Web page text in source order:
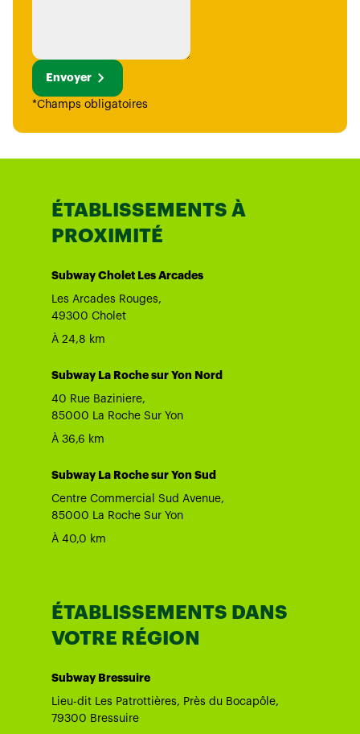
Envoyer
*Champs obligatoires
ÉTABLISSEMENTS À
PROXIMITÉ
Subway Cholet Les Arcades
Les Arcades Rouges,
49300 Cholet
À 24,8 km
Subway La Roche sur Yon Nord
40 Rue Baziniere,
85000 La Roche Sur Yon
À 36,6 km
Subway La Roche sur Yon Sud
Centre Commercial Sud Avenue,
85000 La Roche Sur Yon
À 40,0 km
ÉTABLISSEMENTS DANS
VOTRE RÉGION
Subway Bressuire
Lieu-dit Les Patrottières, Près du Bocapôle,
79300 Bressuire